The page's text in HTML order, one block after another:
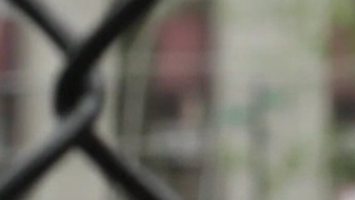
du Woiwer
Cl 5 S 6 Phase